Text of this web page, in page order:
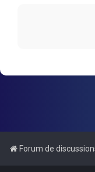
Forum de